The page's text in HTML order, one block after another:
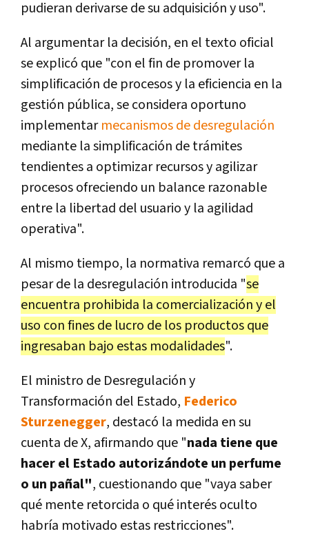
pudieran derivarse de su adquisición y uso".
Al argumentar la decisión, en el texto oficial
se explicó que "con el fin de promover la
simplificación de procesos y la eficiencia en la
gestión pública, se considera oportuno
implementarmecanismos de desregulación
mediante la simplificación de trámites
tendientes a optimizar recursos y agilizar
procesos ofreciendo un balance razonable
entre la libertad del usuario y la agilidad
operativa".
Al mismo tiempo, la normativa remarcó que a
pesar de la desregulación introducida "se
encuentra prohibida la comercialización y el
uso con fines de lucro de los productos que
ingresaban bajo estas modalidades".
El ministro de Desregulación y
Transformación del Estado, Federico
Sturzenegger, destacó la medida en su
cuenta de X, afirmando que "nada tiene que
hacer el Estado autorizándote un perfume
o un pañal", cuestionando que "vaya saber
qué mente retorcida o qué interés oculto
habría motivado estas restricciones".